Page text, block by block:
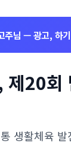
주님 — 광고, 하
제20
생활체육 발